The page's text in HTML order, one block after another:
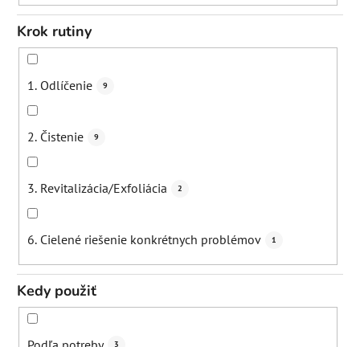
Krok rutiny
1. Odlíčenie 9
2. Čistenie 9
3. Revitalizácia/Exfoliácia 2
6. Cielené riešenie konkrétnych problémov 1
Kedy použiť
3